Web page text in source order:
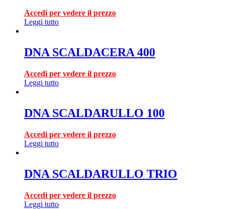
Accedi per vedere il prezzo
Leggi tutto
DNA SCALDACERA 400
Accedi per vedere il prezzo
Leggi tutto
DNA SCALDARULLO 100
Accedi per vedere il prezzo
Leggi tutto
DNA SCALDARULLO TRIO
Accedi per vedere il prezzo
Leggi tutto